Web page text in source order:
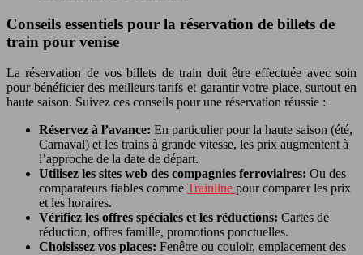
Conseils essentiels pour la réservation de billets de
train pour venise
La réservation de vos billets de train doit être effectuée avec soin
pour bénéficier des meilleurs tarifs et garantir votre place, surtout en
haute saison. Suivez ces conseils pour une réservation réussie :
Réservez à l’avance: En particulier pour la haute saison (été,
Carnaval) et les trains à grande vitesse, les prix augmentent à
l’approche de la date de départ.
Utilisez les sites web des compagnies ferroviaires: Ou des
comparateurs fiables comme Trainline pour comparer les prix
et les horaires.
Vérifiez les offres spéciales et les réductions: Cartes de
réduction, offres famille, promotions ponctuelles.
Choisissez vos places: Fenêtre ou couloir, emplacement des